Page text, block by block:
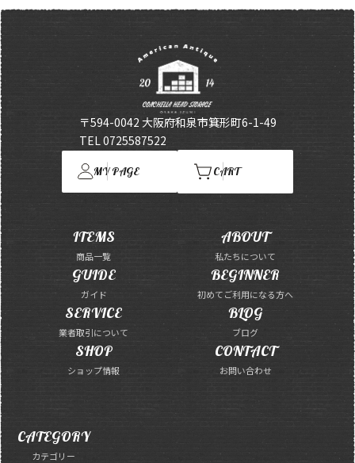
〒594-0042 大阪府和泉市箕形町6-1-49
TEL 0725587522
MY PAGE CART
ITEMS
商品一覧
ABOUT
私たちについて
GUIDE
ガイド
BEGINNER
初めてご利用になる方へ
SERVICE
業者取引について
BLOG
ブログ
SHOP
ショップ情報
CONTACT
お問い合わせ
CATEGORY
カテゴリー